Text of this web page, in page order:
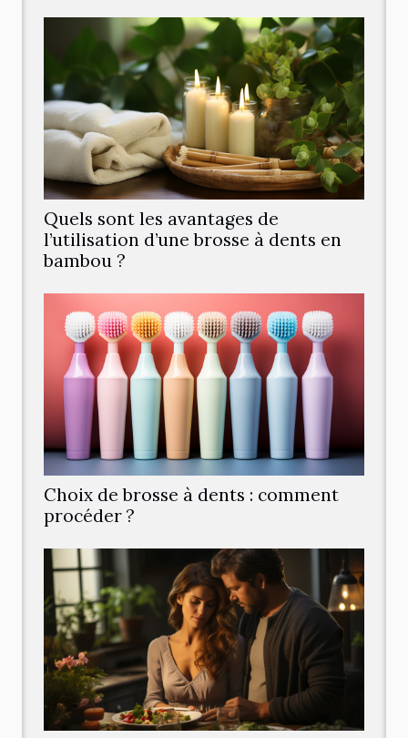
Quels sont les avantages de
l’utilisation d’une brosse à dents en
bambou ?
Choix de brosse à dents : comment
procéder ?